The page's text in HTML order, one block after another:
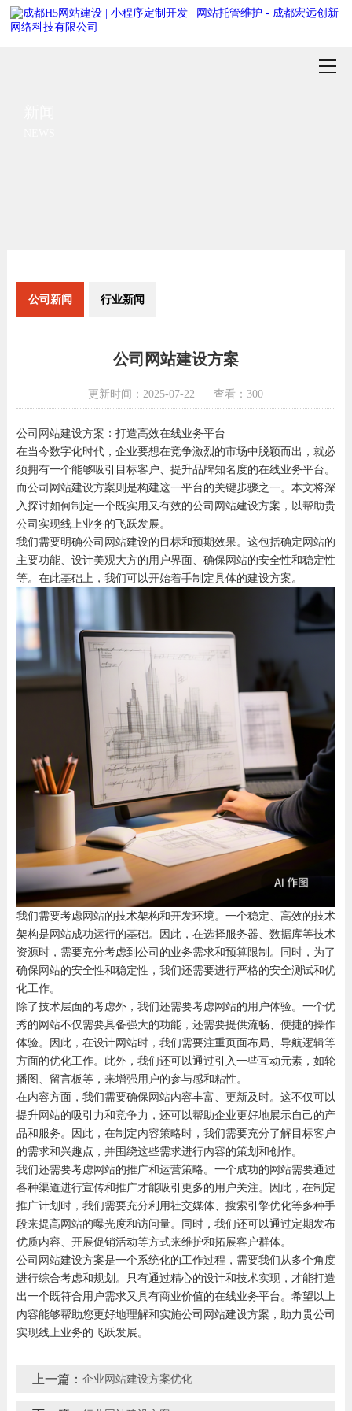
公司新闻 行业新闻
公司网站建设方案
更新时间：2025-07-22 查看：300
公司网站建设方案：打造高效在线业务平台
在当今数字化时代，企业要想在竞争激烈的市场中脱颖而出，就必
须拥有一个能够吸引目标客户、提升品牌知名度的在线业务平台。
而公司网站建设方案则是构建这一平台的关键步骤之一。本文将深
入探讨如何制定一个既实用又有效的公司网站建设方案，以帮助贵
公司实现线上业务的飞跃发展。
我们需要明确公司网站建设的目标和预期效果。这包括确定网站的
主要功能、设计美观大方的用户界面、确保网站的安全性和稳定性
等。在此基础上，我们可以开始着手制定具体的建设方案。
我们需要考虑网站的技术架构和开发环境。一个稳定、高效的技术
架构是网站成功运行的基础。因此，在选择服务器、数据库等技术
资源时，需要充分考虑到公司的业务需求和预算限制。同时，为了
确保网站的安全性和稳定性，我们还需要进行严格的安全测试和优
化工作。
除了技术层面的考虑外，我们还需要考虑网站的用户体验。一个优
秀的网站不仅需要具备强大的功能，还需要提供流畅、便捷的操作
体验。因此，在设计网站时，我们需要注重页面布局、导航逻辑等
方面的优化工作。此外，我们还可以通过引入一些互动元素，如轮
播图、留言板等，来增强用户的参与感和粘性。
在内容方面，我们需要确保网站内容丰富、更新及时。这不仅可以
提升网站的吸引力和竞争力，还可以帮助企业更好地展示自己的产
品和服务。因此，在制定内容策略时，我们需要充分了解目标客户
的需求和兴趣点，并围绕这些需求进行内容的策划和创作。
我们还需要考虑网站的推广和运营策略。一个成功的网站需要通过
各种渠道进行宣传和推广才能吸引更多的用户关注。因此，在制定
推广计划时，我们需要充分利用社交媒体、搜索引擎优化等多种手
段来提高网站的曝光度和访问量。同时，我们还可以通过定期发布
优质内容、开展促销活动等方式来维护和拓展客户群体。
公司网站建设方案是一个系统化的工作过程，需要我们从多个角度
进行综合考虑和规划。只有通过精心的设计和技术实现，才能打造
出一个既符合用户需求又具有商业价值的在线业务平台。希望以上
内容能够帮助您更好地理解和实施公司网站建设方案，助力贵公司
实现线上业务的飞跃发展。
上一篇： 企业网站建设方案优化